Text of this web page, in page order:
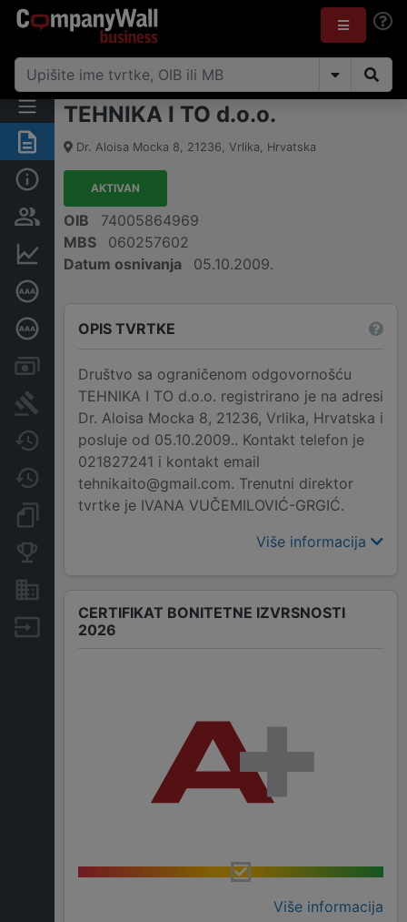
Sažetak
Osobe i vlasništvo
Dubinska bonitetna ocjena
Računi i blokade
Sudske objave
Javne nabavke
Promjene
Dokumenti i objave
Nekretnine i imovina
Izvoz
TEHNIKA I TO d.o.o.
Dr. Aloisa Mocka 8, 21236, Vrlika, Hrvatska
AKTIVAN
OIB
74005864969
MBS
060257602
Datum osnivanja
05.10.2009.
OPIS TVRTKE
Društvo sa ograničenom odgovornošću
TEHNIKA I TO d.o.o. registrirano je na adresi
Dr. Aloisa Mocka 8, 21236, Vrlika, Hrvatska i
posluje od 05.10.2009.. Kontakt telefon je
021827241 i kontakt email
tehnikaito@gmail.com. Trenutni direktor
tvrtke je IVANA VUČEMILOVIĆ-GRGIĆ.
Više informacija
CERTIFIKAT BONITETNE IZVRSNOSTI
2026
Više informacija